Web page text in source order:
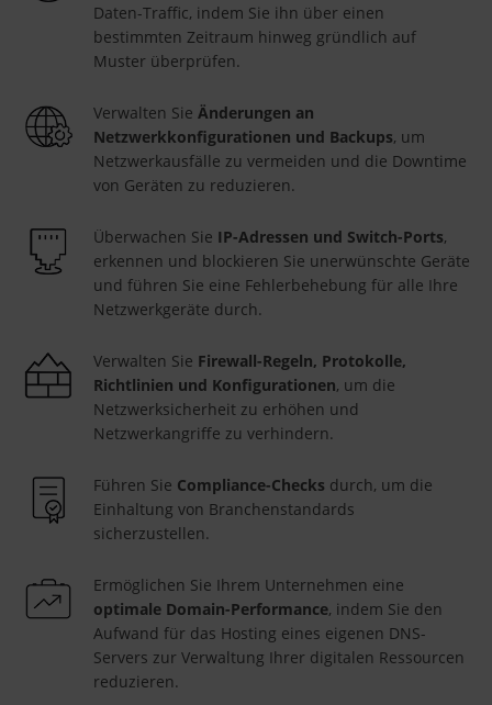
Daten-Traffic, indem Sie ihn über einen
bestimmten Zeitraum hinweg gründlich auf
Muster überprüfen.
Verwalten Sie Änderungen an
Netzwerkkonfigurationen und Backups, um
Netzwerkausfälle zu vermeiden und die Downtime
von Geräten zu reduzieren.
Überwachen Sie IP-Adressen und Switch-Ports,
erkennen und blockieren Sie unerwünschte Geräte
und führen Sie eine Fehlerbehebung für alle Ihre
Netzwerkgeräte durch.
Verwalten Sie Firewall-Regeln, Protokolle,
Richtlinien und Konfigurationen, um die
Netzwerksicherheit zu erhöhen und
Netzwerkangriffe zu verhindern.
Führen Sie Compliance-Checks durch, um die
Einhaltung von Branchenstandards
sicherzustellen.
Ermöglichen Sie Ihrem Unternehmen eine
optimale Domain-Performance, indem Sie den
Aufwand für das Hosting eines eigenen DNS-
Servers zur Verwaltung Ihrer digitalen Ressourcen
reduzieren.